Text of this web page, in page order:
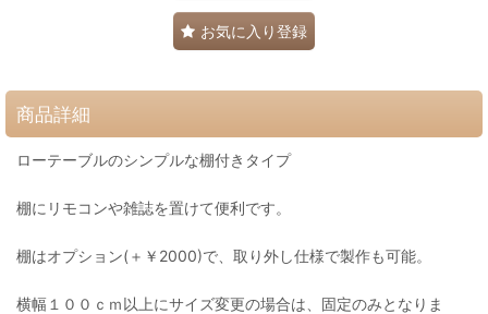
お気に入り登録
商品詳細
ローテーブルのシンプルな棚付きタイプ
棚にリモコンや雑誌を置けて便利です。
棚はオプション(＋￥2000)で、取り外し仕様で製作も可能。
横幅１００ｃｍ以上にサイズ変更の場合は、固定のみとなりま